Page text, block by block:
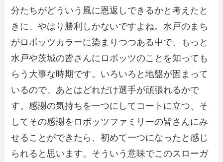
分たちがどういう風に恩返しできるかと考えたと
きに、やはり勝利しかないですよね。水戸のまち
がロボッツカラーに染まりつつある中で、もっと
水戸や茨城の皆さんにロボッツのことを知っても
らう大事な時期です。いろいろと地盤が固まって
いるので、あとはどれだけ選手が頑張れるかで
す。感謝の気持ちを一つにしてコートに立つ、そ
してその感謝をロボッツファミリーの皆さんにみ
せることができたら、初めて一つになったと感じ
られると思います。そういう意味でこのスローガ